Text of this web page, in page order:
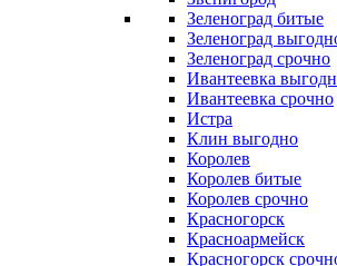
Зеленоград битые
Зеленоград
Зеленоград срочно
Ивантеевка
Ивантеевка срочно
Истра
Клин выгодно
Королев
Королев битые
Королев срочно
Красногорск
Красноармейск
Красногорск